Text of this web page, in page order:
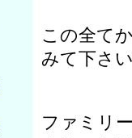
この全て
みて下さ
ファミリ